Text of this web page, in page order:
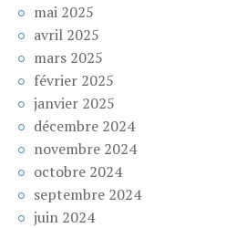
mai 2025
avril 2025
mars 2025
février 2025
janvier 2025
décembre 2024
novembre 2024
octobre 2024
septembre 2024
juin 2024